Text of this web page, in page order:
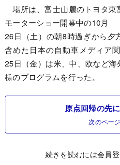
場所は、富士山麓のトヨタ東
モーターショー開幕中の10月
26日（土）の朝8時過ぎから夕
含めた日本の自動車メディア
25日（金）は米、中、欧など
様のプログラムを行った。
原点回帰の先
次のページ
続きを読むには会員登